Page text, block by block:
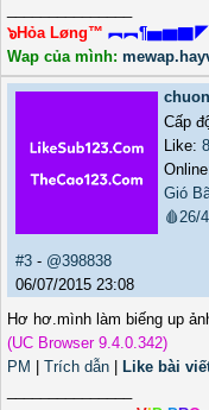
๖Hỏa Løng™ ︻︻¶▅▆▇◤
Wap của mình:
Cấp
Like:
Gió
🩸26/
#3 - @398838
06/07/2015 23:08
Hơ hơ.mình làm biếng up
(UC Browser 9.4.0.342)
PM
Trích dẫn Like bài